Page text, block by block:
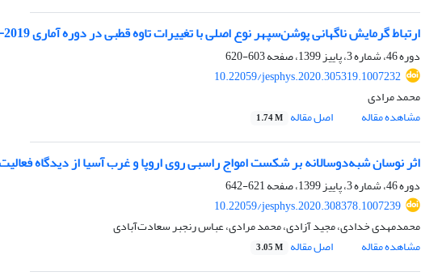
ارتباط گرمایش ناگهانی پوشن‌سپهر نوع اصلی با تغییرات تاوه قطبی در دوره آماری 2019-1979
دوره 46، شماره 3، پاییز 1399، صفحه
603-620
10.22059/jesphys.2020.305319.1007232
محمد مرادی
مشاهده مقاله
اصل مقاله 1.74 M
اثر نوسان شبه‌دوسالانه بر شکست امواج راسبی روی اروپا و ‌غرب آسیا از دیدگاه
دوره 46، شماره 3، پاییز 1399، صفحه
621-642
10.22059/jesphys.2020.308378.1007239
محمدمهدی خدادی، مجید آزادی، محمد مرادی، عباس رنجبر سعادت‌آبادی
مشاهده مقاله
اصل مقاله 3.05 M